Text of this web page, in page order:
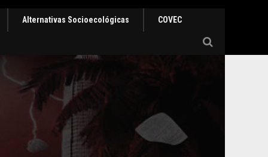
Alternativas Socioecológicas COVEC